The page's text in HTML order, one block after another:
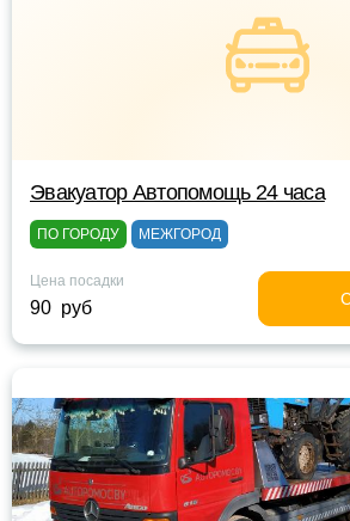
Эвакуатор Автопомощь 24 часа
ПО ГОРОДУ МЕЖГОРОД
Цена посадки
90 руб